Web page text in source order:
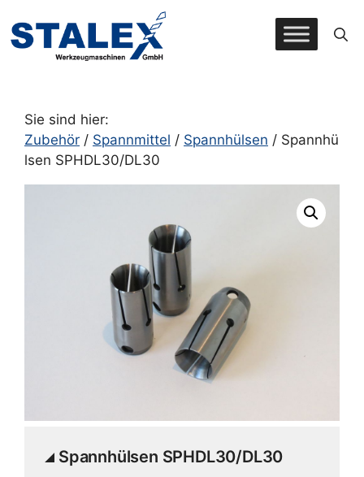
Inhalt
springen
Sie sind hier:
Zubehör / Spannmittel / Spannhülsen / Spannhü
lsen SPHDL30/DL30
Spannhülsen SPHDL30/DL30